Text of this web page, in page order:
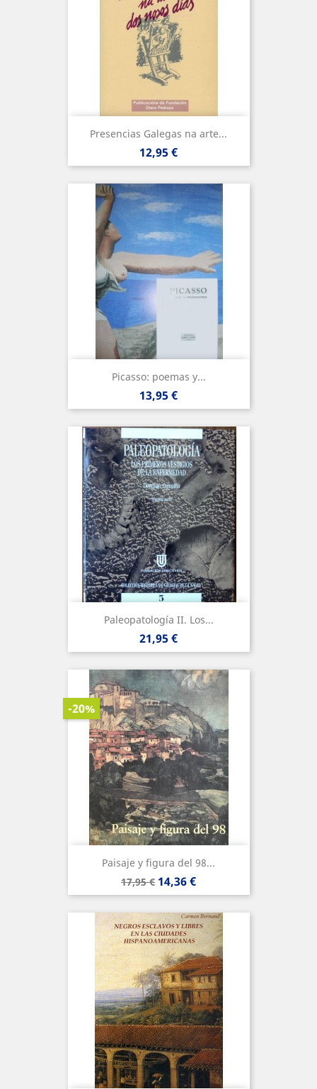
Presencias Galegas na arte...
Precio
12,95 €
Picasso: poemas y...
Precio
13,95 €
Paleopatología II. Los...
Precio
21,95 €
Paisaje y figura del 98...
Precio
base
17,95 €
-20%
Precio
14,36 €